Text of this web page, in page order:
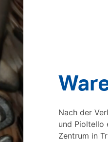
Nach der
und Pioltello
Zentrum in